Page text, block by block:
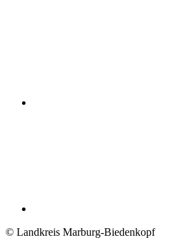
© Landkreis Marburg-Biedenkopf